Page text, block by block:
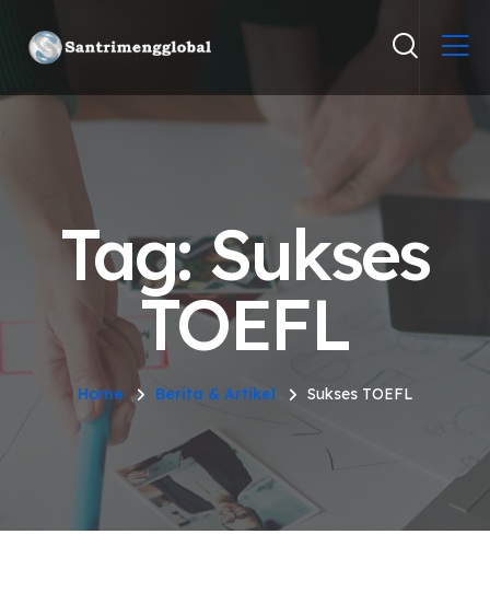
Tag: Sukses
TOEFL
Home Berita & Artikel Sukses TOEFL